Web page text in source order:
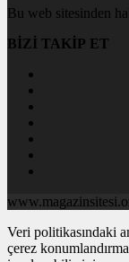
Bu web sitesinden
BİZİ TAKİP ET
Veri politikasındaki
çerez